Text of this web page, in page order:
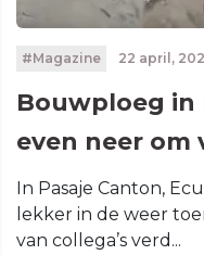
#Magazine 22 april,
Bouwploeg
even neer om
In Pasaje Canton,
lekker in de weer
van collega’s verd...